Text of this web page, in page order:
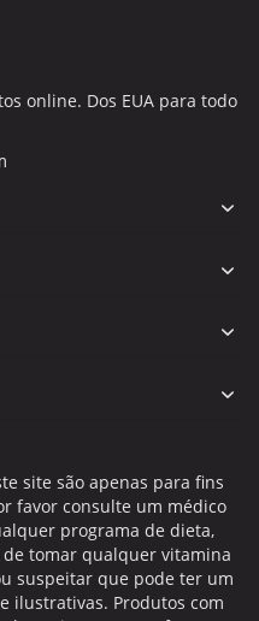
online. Dos EUA para todo
site são apenas para fins
favor consulte um médico
programa de dieta,
tomar qualquer vitamina
suspeitar que pode ter um
ilustrativas. Produtos com